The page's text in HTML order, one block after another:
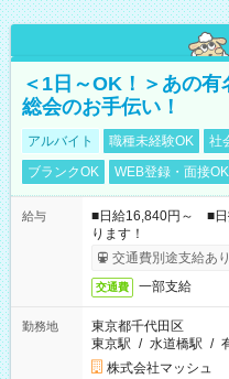
＜1日～OK！＞あの
総会のお手伝い！
アルバイト 職種未経験OK 社
ブランクOK
WEB登録・面接OK
給与
■日給16,840円～ ■
ります！
交通費別途支給あり
交通費 一部支給
勤務地
東京都千代田区
東京駅 / 水道橋駅 /
株式会社マッシュ